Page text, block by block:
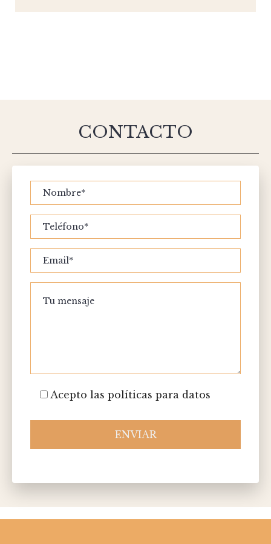
CONTACTO
Acepto las políticas para datos
ENVIAR
leave